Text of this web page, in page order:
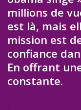
millions de
est là, mais
mission est
confiance
En offrant
constante.